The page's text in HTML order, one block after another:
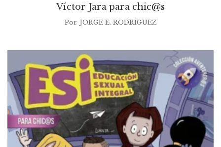
Víctor Jara para chic@s
Por JORGE E. RODRÍGUEZ